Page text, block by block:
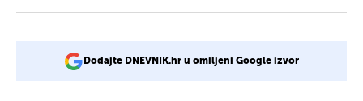
Dodajte DNEVNIK.hr u omiljeni Google izvor